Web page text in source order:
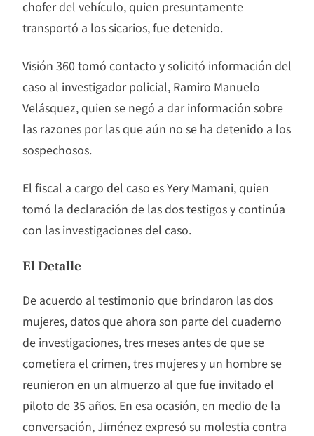
chofer del vehículo, quien presuntamente
transportó a los sicarios, fue detenido.
Visión 360 tomó contacto y solicitó información del
caso al investigador policial, Ramiro Manuelo
Velásquez, quien se negó a dar información sobre
las razones por las que aún no se ha detenido a los
sospechosos.
El fiscal a cargo del caso es Yery Mamani, quien
tomó la declaración de las dos testigos y continúa
con las investigaciones del caso.
El Detalle
De acuerdo al testimonio que brindaron las dos
mujeres, datos que ahora son parte del cuaderno
de investigaciones, tres meses antes de que se
cometiera el crimen, tres mujeres y un hombre se
reunieron en un almuerzo al que fue invitado el
piloto de 35 años. En esa ocasión, en medio de la
conversación, Jiménez expresó su molestia contra